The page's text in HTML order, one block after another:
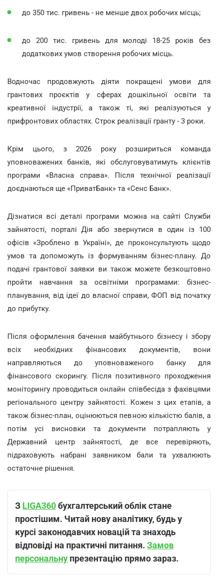
до 350 тис. гривень - не менше двох робочих місць;
до 200 тис. гривень для молоді 18-25 років без
додаткових умов створення робочих місць.
Водночас продовжують діяти покращені умови для
грантових проєктів у сферах дошкільної освіти та
креативної індустрії, а також ті, які реалізуються у
прифронтових областях. Строк реалізації гранту - 3 роки.
Крім цього, з 2026 року розшириться команда
уповноважених банків, які обслуговуватимуть клієнтів
програми «Власна справа». Після технічної реалізації
доєднаються ще «ПриватБанк» та «Сенс Банк».
Дізнатися всі деталі програми можна на сайті Служби
зайнятості, порталі Дія або звернутися в один із 100
офісів «Зроблено в Україні», де проконсультують щодо
умов та допоможуть із формуванням бізнес-плану. До
подачі грантової заявки ви також можете безкоштовно
пройти навчання за освітніми програмами: бізнес-
планування, від ідеї до власної справи, ФОП від початку
до прибутку.
Після оформлення бачення майбутнього бізнесу і збору
всіх необхідних фінансових документів, вони
направляються до уповноваженого банку для
фінансового скорингу. Після позитивного проходження
моніторингу проводиться онлайн співбесіда з фахівцями
регіонального центру зайнятості. Кожен з цих етапів, а
також бізнес-план, оцінюються певною кількістю балів, а
потім усі висновки та документи потрапляють у
Державний центр зайнятості, де все перевіряють,
підраховують набрані заявником бали та ухвалюють
остаточне рішення.
З LIGA360бухгалтерський облік стане
простішим. Читай нову аналітику, будь у
курсі законодавчих новацій та знаходь
відповіді на практичні питання. Замов
персональну презентацію прямо зараз.